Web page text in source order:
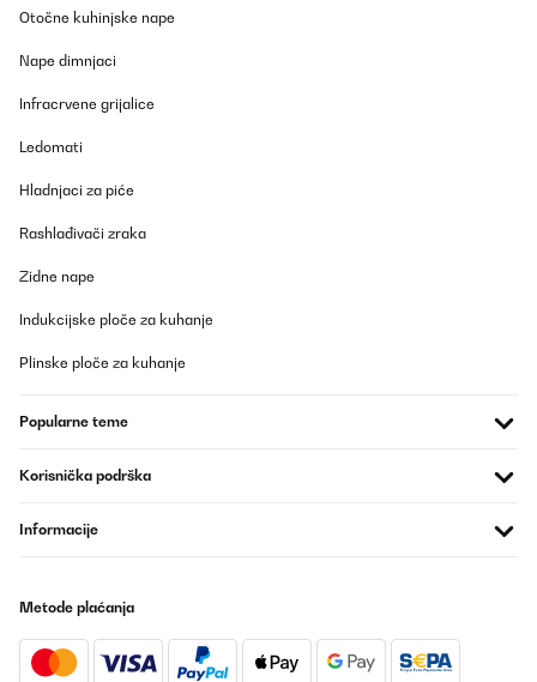
Otočne kuhinjske nape
Nape dimnjaci
Infracrvene grijalice
Ledomati
Hladnjaci za piće
Rashlađivači zraka
Zidne nape
Indukcijske ploče za kuhanje
Plinske ploče za kuhanje
Popularne teme
Korisnička podrška
Informacije
Metode plaćanja